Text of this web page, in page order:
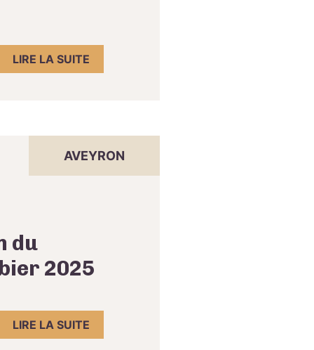
LIRE LA SUITE
AVEYRON
du
2025
LIRE LA SUITE